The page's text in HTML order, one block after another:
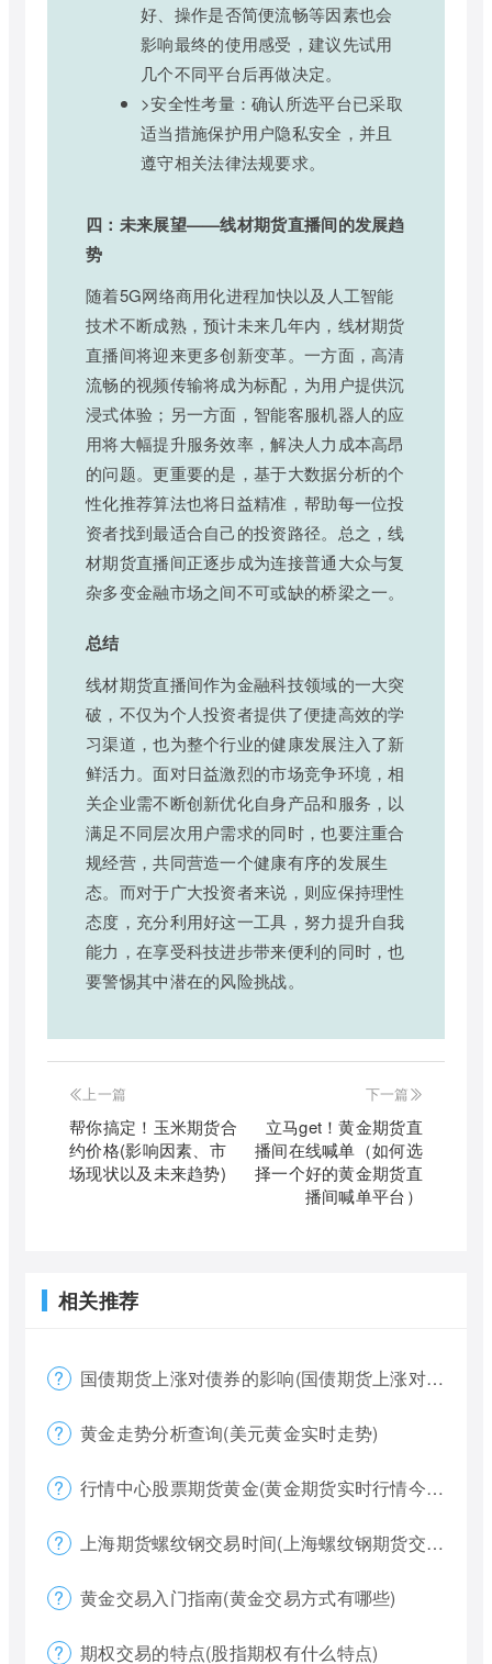
好、操作是否简便流畅等因素也会
影响最终的使用感受，建议先试用
几个不同平台后再做决定。
>安全性考量：确认所选平台已采取
适当措施保护用户隐私安全，并且
遵守相关法律法规要求。
四：未来展望——线材期货直播间的发展趋
势
随着5G网络商用化进程加快以及人工智能
技术不断成熟，预计未来几年内，线材期货
直播间将迎来更多创新变革。一方面，高清
流畅的视频传输将成为标配，为用户提供沉
浸式体验；另一方面，智能客服机器人的应
用将大幅提升服务效率，解决人力成本高昂
的问题。更重要的是，基于大数据分析的个
性化推荐算法也将日益精准，帮助每一位投
资者找到最适合自己的投资路径。总之，线
材期货直播间正逐步成为连接普通大众与复
杂多变金融市场之间不可或缺的桥梁之一。
总结
线材期货直播间作为金融科技领域的一大突
破，不仅为个人投资者提供了便捷高效的学
习渠道，也为整个行业的健康发展注入了新
鲜活力。面对日益激烈的市场竞争环境，相
关企业需不断创新优化自身产品和服务，以
满足不同层次用户需求的同时，也要注重合
规经营，共同营造一个健康有序的发展生
态。而对于广大投资者来说，则应保持理性
态度，充分利用好这一工具，努力提升自我
能力，在享受科技进步带来便利的同时，也
要警惕其中潜在的风险挑战。
上一篇
帮你搞定！玉米期货合
约价格(影响因素、市
场现状以及未来趋势)
下一篇
立马get！黄金期货直
播间在线喊单（如何选
择一个好的黄金期货直
播间喊单平台）
相关推荐
国债期货上涨对债券的影响(国债期货上涨对债券的影响大吗)
黄金走势分析查询(美元黄金实时走势)
行情中心股票期货黄金(黄金期货实时行情今天)
上海期货螺纹钢交易时间(上海螺纹钢期货交割)
黄金交易入门指南(黄金交易方式有哪些)
期权交易的特点(股指期权有什么特点)